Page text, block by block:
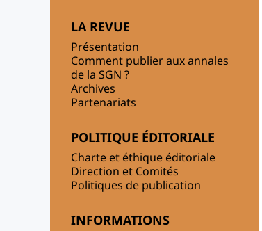
LA REVUE
Présentation
Comment publier aux annales
de la SGN ?
Archives
Partenariats
POLITIQUE ÉDITORIALE
Charte et éthique éditoriale
Direction et Comités
Politiques de publication
INFORMATIONS